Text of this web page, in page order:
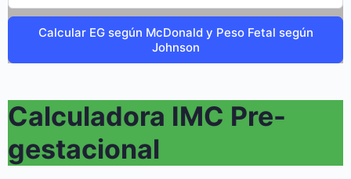
Calcular EG según McDonald y Peso Fetal según
Johnson
Calculadora IMC Pre-
gestacional